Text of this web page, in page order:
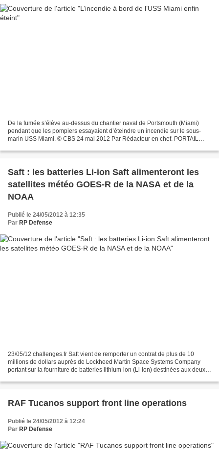
De la fumée s’élève au-dessus du chantier naval de Portsmouth (Miami)
pendant que les pompiers essayaient d’éteindre un incendie sur le sous-
marin USS Miami. © CBS 24 mai 2012 Par Rédacteur en chef. PORTAIL
Saft : les batteries Li-ion Saft alimenteront les
satellites météo GOES-R de la NASA et de la
NOAA
Publié le 24/05/2012 à 12:35
Par RP Defense
23/05/12 challenges.fr Saft vient de remporter un contrat de plus de 10
millions de dollars auprès de Lockheed Martin Space Systems Company
portant sur la fourniture de batteries lithium-ion (Li-ion) destinées aux deux
RAF Tucanos support front line operations
Publié le 24/05/2012 à 12:24
Par RP Defense